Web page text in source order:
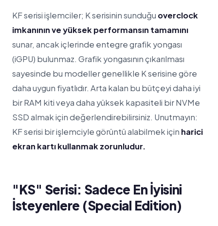
KF serisi işlemciler; K serisinin sunduğu overclock
imkanının ve yüksek performansın tamamını
sunar, ancak içlerinde entegre grafik yongası
(iGPU) bulunmaz. Grafik yongasının çıkarılması
sayesinde bu modeller genellikle K serisine göre
daha uygun fiyatlıdır. Arta kalan bu bütçeyi daha iyi
bir RAM kiti veya daha yüksek kapasiteli bir NVMe
SSD almak için değerlendirebilirsiniz. Unutmayın:
KF serisi bir işlemciyle görüntü alabilmek için harici
ekran kartı kullanmak zorunludur.
"KS" Serisi: Sadece En İyisini
İsteyenlere (Special Edition)